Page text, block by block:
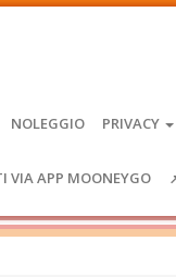
NOLEGGIO PRIVACY
VIA APP MOONEYGO